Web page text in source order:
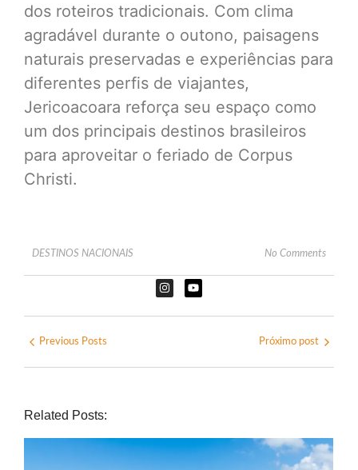
dos roteiros tradicionais. Com clima
agradável durante o outono, paisagens
naturais preservadas e experiências para
diferentes perfis de viajantes,
Jericoacoara reforça seu espaço como
um dos principais destinos brasileiros
para aproveitar o feriado de Corpus
Christi.
DESTINOS NACIONAIS No Comments
Previous Posts Próximo post
Related Posts: